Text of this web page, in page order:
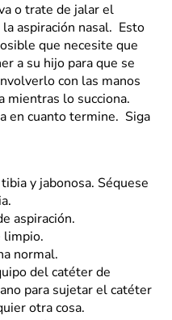
o trate de jalar el
aspiración nasal. Esto
que necesite que
a su hijo para que se
con las manos
mientras lo succiona.
en cuanto termine. Siga
y jabonosa. Séquese
aspiración.
limpio.
normal.
del catéter de
para sujetar el catéter
otra cosa.